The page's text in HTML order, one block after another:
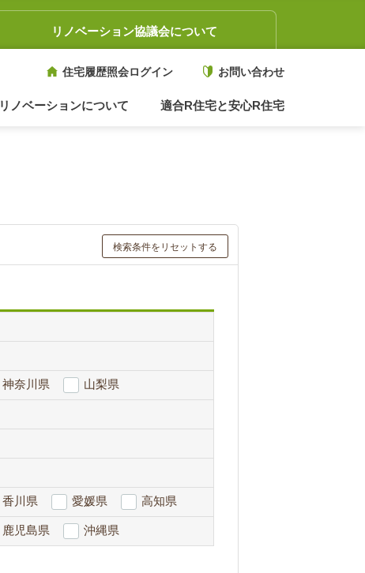
リノベーション協議会について
住宅履歴照会ログイン お問い合わせ
リノベーションについて 適合R住宅と安心R住宅
検索条件をリセットする
神奈川県 山梨県
香川県 愛媛県 高知県
鹿児島県 沖縄県